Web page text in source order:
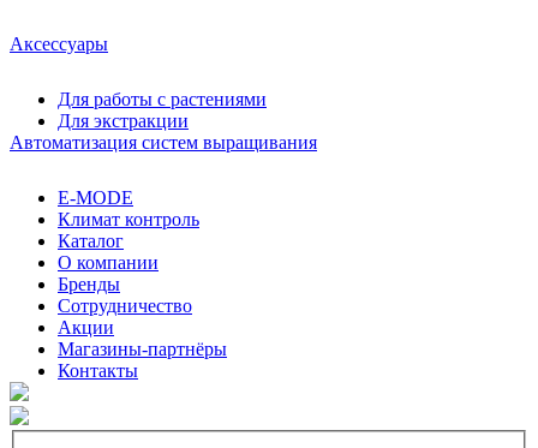
Аксессуары
Для работы с растениями
Для экстракции
Автоматизация систем выращивания
E-MODE
Климат контроль
Каталог
О компании
Бренды
Сотрудничество
Акции
Магазины-партнёры
Контакты